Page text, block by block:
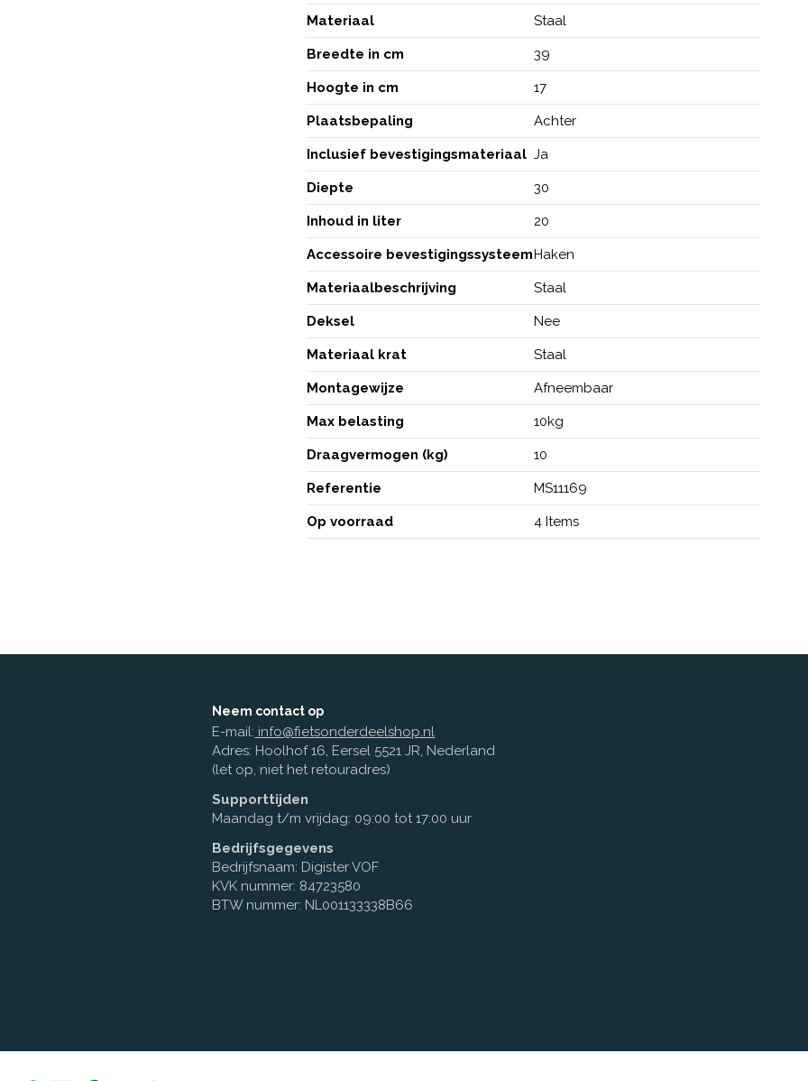
Materiaal Staal
Breedte in cm 39
Hoogte in cm 17
Plaatsbepaling Achter
Inclusief bevestigingsmateriaal Ja
Diepte 30
Inhoud in liter 20
Accessoire bevestigingssysteemHaken
Materiaalbeschrijving Staal
Deksel Nee
Materiaal krat Staal
Montagewijze Afneembaar
Max belasting 10kg
Draagvermogen (kg) 10
Referentie MS11169
Op voorraad 4 Items
Neem contact op
E-mail: info@fietsonderdeelshop.nl
Adres: Hoolhof 16, Eersel 5521 JR, Nederland
(let op, niet het retouradres)
Supporttijden
Maandag t/m vrijdag: 09:00 tot 17:00 uur
Bedrijfsgegevens
Bedrijfsnaam: Digister VOF
KVK nummer: 84723580
BTW nummer: NL001133338B66